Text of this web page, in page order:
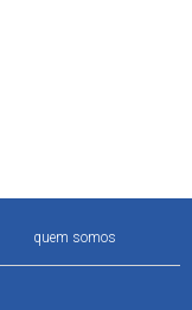
quem somos